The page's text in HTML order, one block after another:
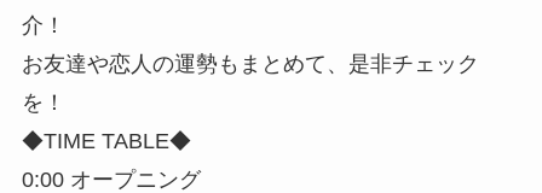
介！
お友達や恋人の運勢もまとめて、是非チェック
を！
◆TIME TABLE◆
0:00 オープニング